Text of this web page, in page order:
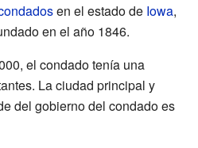
en el estado de Iowa,
en el año 1846.
el condado tenía una
La ciudad principal y
del gobierno del condado es